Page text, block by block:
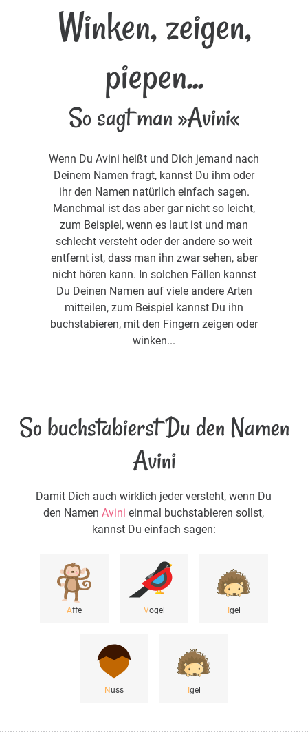
Winken, zeigen,
piepen...
So sagt man »Avini«
Wenn Du Avini heißt und Dich jemand nach
Deinem Namen fragt, kannst Du ihm oder
ihr den Namen natürlich einfach sagen.
Manchmal ist das aber gar nicht so leicht,
zum Beispiel, wenn es laut ist und man
schlecht versteht oder der andere so weit
entfernt ist, dass man ihn zwar sehen, aber
nicht hören kann. In solchen Fällen kannst
Du Deinen Namen auf viele andere Arten
mitteilen, zum Beispiel kannst Du ihn
buchstabieren, mit den Fingern zeigen oder
winken...
So buchstabierst Du den Namen
Avini
Damit Dich auch wirklich jeder versteht, wenn Du
den NamenAvini einmal buchstabieren sollst,
kannst Du einfach sagen:
Affe Vogel Igel
Nuss Igel